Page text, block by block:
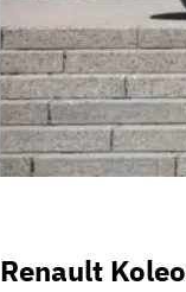
Renault